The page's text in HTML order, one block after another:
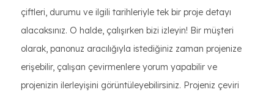
çiftleri, durumu ve ilgili tarihleriyle tek bir proje detayı
alacaksınız. O halde, çalışırken bizi izleyin! Bir müşteri
olarak, panonuz aracılığıyla istediğiniz zaman projenize
erişebilir, çalışan çevirmenlere yorum yapabilir ve
projenizin ilerleyişini görüntüleyebilirsiniz. Projeniz çeviri